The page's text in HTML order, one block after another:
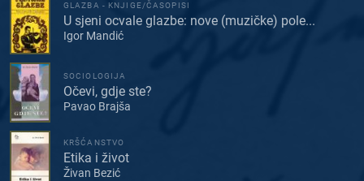
GLAZBA - KNJIGE/ČASOPISI
U sjeni ocvale glazbe: nove (muzičke) pole...
Igor Mandić
SOCIOLOGIJA
Očevi, gdje ste?
Pavao Brajša
KRŠĆANSTVO
Etika i život
Živan Bezić